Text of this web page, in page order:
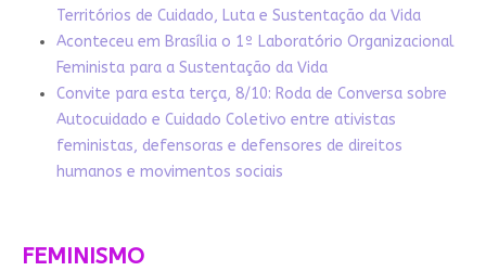
Territórios de Cuidado, Luta e Sustentação da Vida
Aconteceu em Brasília o 1º Laboratório Organizacional
Feminista para a Sustentação da Vida
Convite para esta terça, 8/10: Roda de Conversa sobre
Autocuidado e Cuidado Coletivo entre ativistas
feministas, defensoras e defensores de direitos
humanos e movimentos sociais
FEMINISMO